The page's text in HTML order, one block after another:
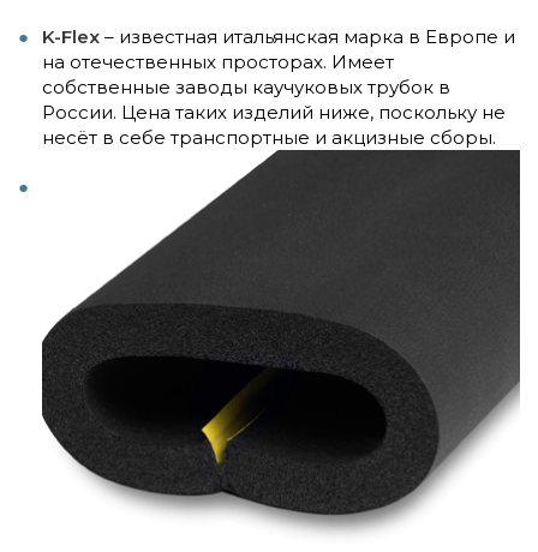
K-Flex – известная итальянская марка в Европе и
на отечественных просторах. Имеет
собственные заводы каучуковых трубок в
России. Цена таких изделий ниже, поскольку не
несёт в себе транспортные и акцизные сборы.